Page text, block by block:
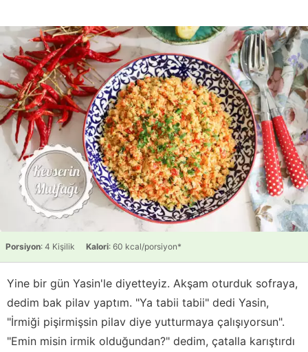
Porsiyon: 4 Kişilik Kalori: 60 kcal/porsiyon*
Yine bir gün Yasin'le diyetteyiz. Akşam oturduk sofraya,
dedim bak pilav yaptım. "Ya tabii tabii" dedi Yasin,
"İrmiği pişirmişsin pilav diye yutturmaya çalışıyorsun".
"Emin misin irmik olduğundan?" dedim, çatalla karıştırdı